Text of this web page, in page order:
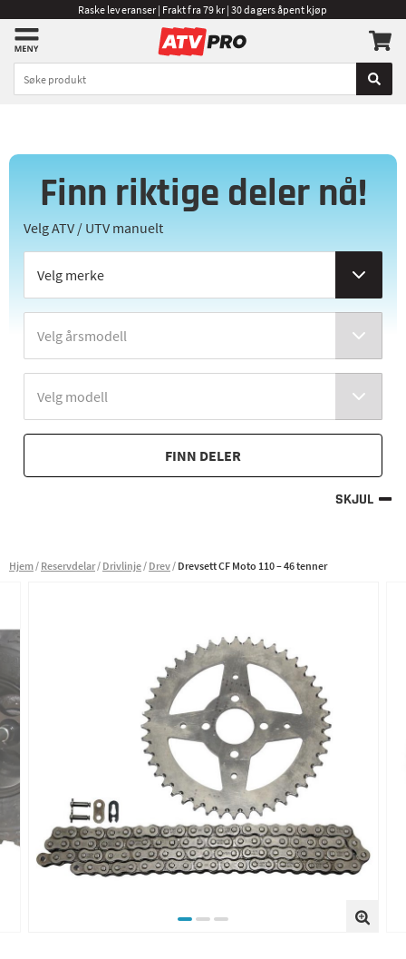
Raske leveranser | Frakt fra 79 kr | 30 dagers åpent kjøp
Finn riktige deler nå!
Velg ATV / UTV manuelt
FINN DELER
SKJUL
Hjem Reservdelar Drivlinje Drev Drevsett CF Moto 110 – 46 tenner